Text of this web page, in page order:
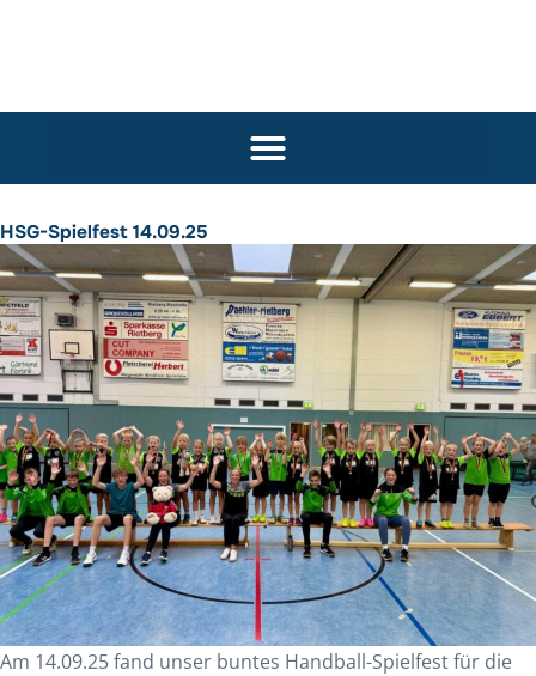
HSG-Spielfest 14.09.25
Am 14.09.25 fand unser buntes Handball-Spielfest für die